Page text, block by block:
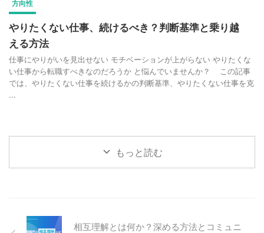
方向性
やりたくない仕事、続けるべき？判断基準と乗り越
える方法
仕事にやりがいを見出せない モチベーションが上がらない やりたくな
い仕事から転職すべきなのだろうか と悩んでいませんか？ この記事
では、やりたくない仕事を続けるかの判断基準、やりたくない仕事を克
...
もっと読む
相互理解とは何か？深める方法とコミュニ